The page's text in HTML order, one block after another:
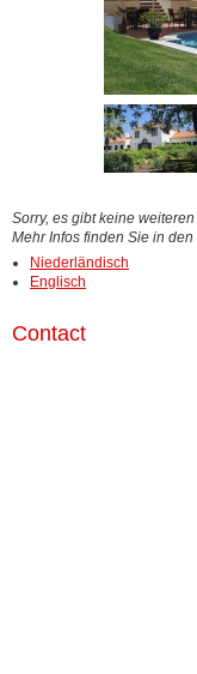
Sorry, es gibt keine
Mehr Infos finden Sie in
Niederländisch
Englisch
Contact